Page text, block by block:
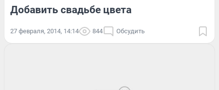
Добавить свадьбе цвета
27 февраля, 2014, 14:14 844 Обсудить